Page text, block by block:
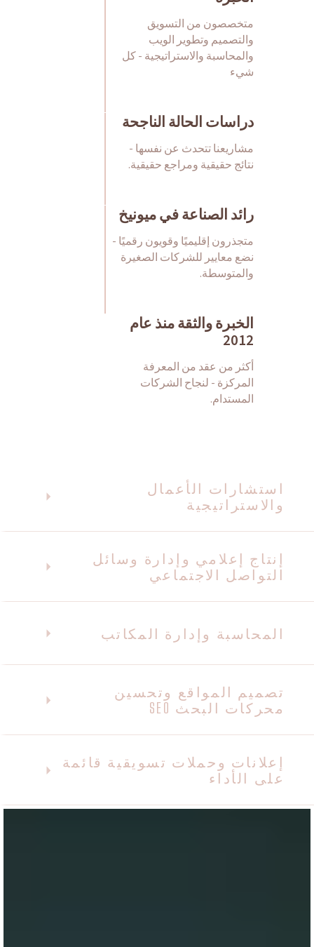
متخصصون من التسويق
والتصميم وتطوير الويب
والمحاسبة والاستراتيجية - كل
شيء
دراسات الحالة الناجحة
مشاريعنا تتحدث عن نفسها -
نتائج حقيقية ومراجع حقيقية.
رائد الصناعة في ميونيخ
متجذرون إقليميًا وقويون رقميًا -
نضع معايير للشركات الصغيرة
والمتوسطة.
الخبرة والثقة منذ عام
2012
أكثر من عقد من المعرفة
المركزة - لنجاح الشركات
المستدام.
استشارات الأعمال
والاستراتيجية
إنتاج إعلامي وإدارة وسائل
التواصل الاجتماعي
المحاسبة وإدارة المكاتب
تصميم المواقع وتحسين
محركات البحث SEO
إعلانات وحملات تسويقية قائمة
على الأداء